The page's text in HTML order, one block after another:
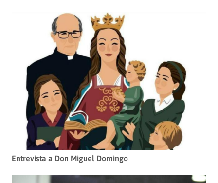
Entrevista a Don Miguel Domingo